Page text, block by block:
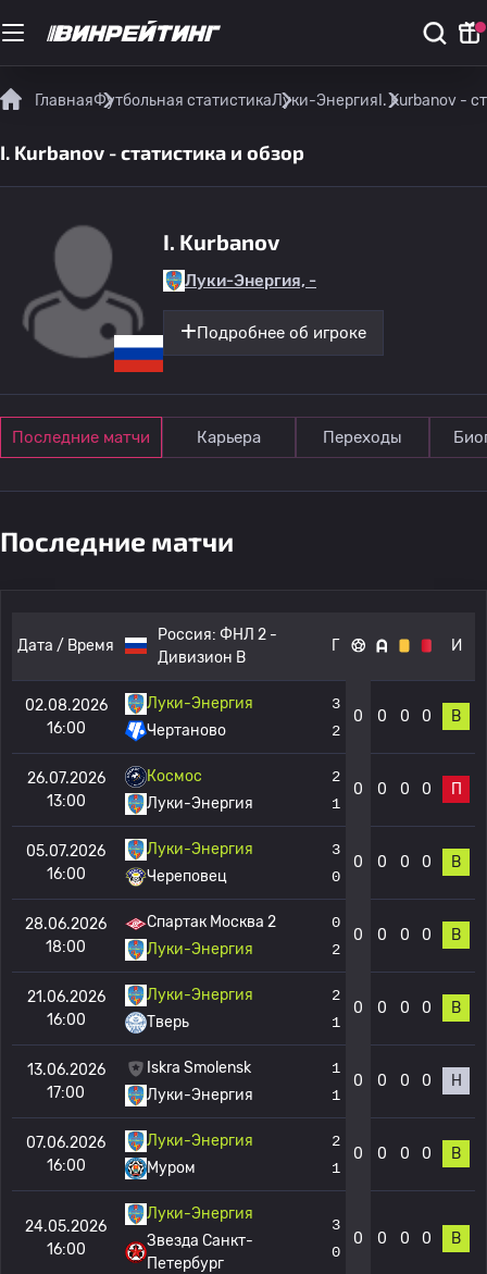
ГлавнаяФутбольная статистикаЛуки-Энергия I. Kurbanov -
I. Kurbanov - статистика и обзор
I. Kurbanov
Луки-Энергия, -
Подробнее об игроке
Последние матчи Карьера Переходы
Последние матчи
Дата / Время
Россия: ФНЛ 2 -
Дивизион B
Г И
02.08.2026
16:00
Луки-Энергия
Чертаново
3
2
0 0 0 0 В
26.07.2026
13:00
Космос
Луки-Энергия
2
1
0 0 0 0 П
05.07.2026
16:00
Луки-Энергия
Череповец
3
0
0 0 0 0 В
28.06.2026
18:00
Спартак Москва 2
Луки-Энергия
0
2
0 0 0 0 В
21.06.2026
16:00
Луки-Энергия
Тверь
2
1
0 0 0 0 В
13.06.2026
17:00
Iskra Smolensk
Луки-Энергия
1
1
0 0 0 0 Н
07.06.2026
16:00
Луки-Энергия
Муром
2
1
0 0 0 0 В
24.05.2026
16:00
Луки-Энергия
Звезда Санкт-
Петербург
3
0
0 0 0 0 В